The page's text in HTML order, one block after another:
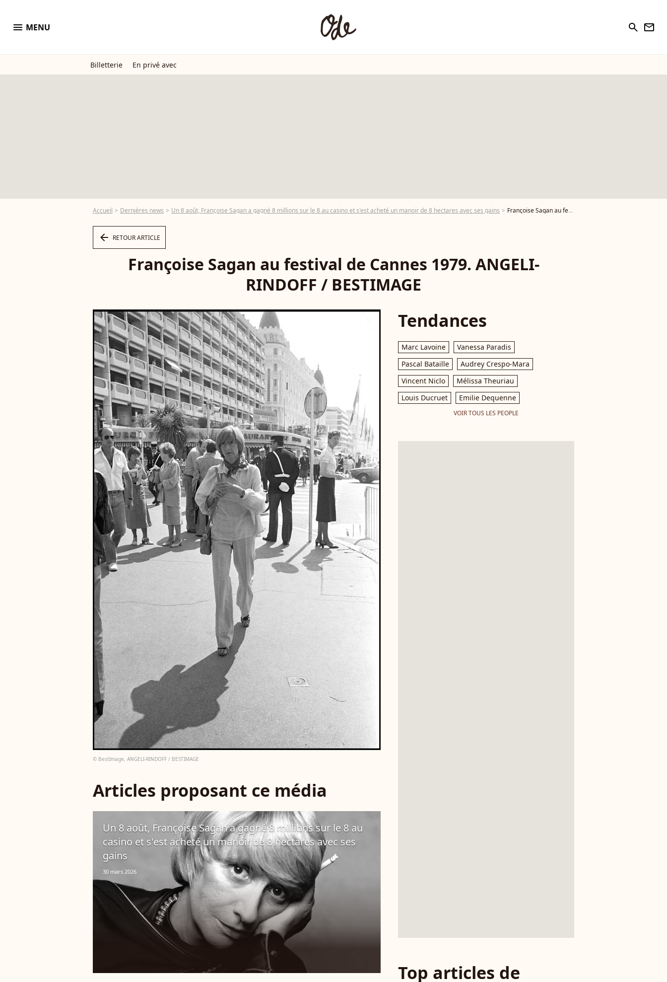
menu MENU search newsletter
Billetterie En privé avec
Accueil Dernières news Un 8 août, Françoise Sagan a gagné 8 millions sur le 8 au casino et s'est acheté un manoir de 8 hectares avec ses gains Françoise Sagan au festival de Cannes 1979. ANGELI-RINDOFF / BESTIMAGE - Photo
arrow_left RETOUR ARTICLE
Françoise Sagan au festival de Cannes 1979. ANGELI-
RINDOFF / BESTIMAGE
© BestImage, ANGELI-RINDOFF / BESTIMAGE
Articles proposant ce média
Un 8 août, Françoise Sagan a gagné 8 millions sur le 8 au
casino et s'est acheté un manoir de 8 hectares avec ses
gains
30 mars 2026
Tendances
Marc Lavoine
Vanessa Paradis
Pascal Bataille
Audrey Crespo-Mara
Vincent Niclo
Mélissa Theuriau
Louis Ducruet
Emilie Dequenne
VOIR TOUS LES PEOPLE
Top articles de